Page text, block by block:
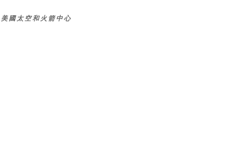
太空和火箭中心